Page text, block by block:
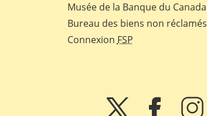
Musée de la Banque du Canada
Bureau des biens non réclamés
Connexion FSP